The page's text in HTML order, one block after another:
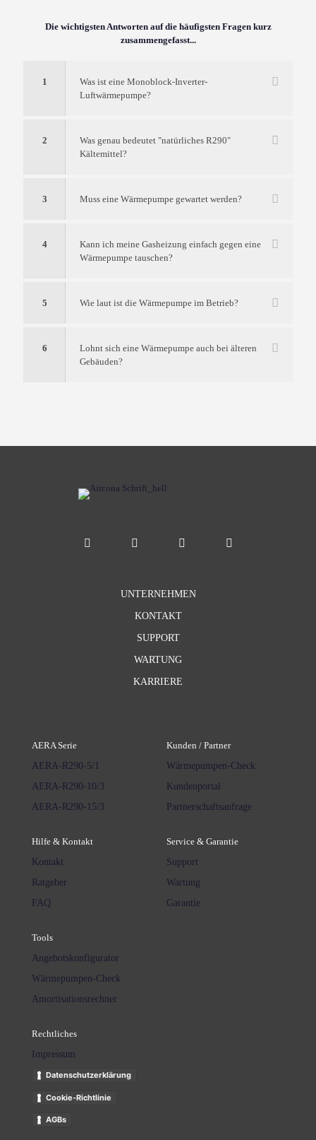
Die wichtigsten Antworten auf die häufigsten Fragen kurz
zusammengefasst...
1
Was ist eine Monoblock-Inverter-
Luftwärmepumpe?
2
Was genau bedeutet "natürliches R290"
Kältemittel?
3 Muss eine Wärmepumpe gewartet werden?
4
Kann ich meine Gasheizung einfach gegen eine
Wärmepumpe tauschen?
5 Wie laut ist die Wärmepumpe im Betrieb?
6
Lohnt sich eine Wärmepumpe auch bei älteren
Gebäuden?
UNTERNEHMEN
KONTAKT
SUPPORT
WARTUNG
KARRIERE
AERA Serie
AERA-R290-5/1
AERA-R290-10/3
AERA-R290-15/3
Hilfe & Kontakt
Kontakt
Ratgeber
FAQ
Kunden / Partner
Wärmepumpen-Check
Kundenportal
Partnerschaftsanfrage
Service & Garantie
Support
Wartung
Garantie
Tools
Angebotskonfigurator
Wärmepumpen-Check
Amortisationsrechner
Rechtliches
Impressum
Datenschutzerklärung
Cookie-Richtlinie
AGBs